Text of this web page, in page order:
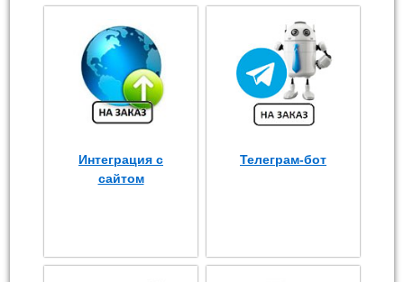
Интеграция с
сайтом
Телеграм-бот